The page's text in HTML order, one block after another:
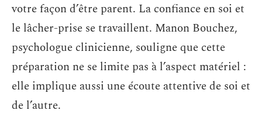
votre façon d’être parent. La confiance en soi et
le lâcher-prise se travaillent. Manon Bouchez,
psychologue clinicienne, souligne que cette
préparation ne se limite pas à l’aspect matériel :
elle implique aussi une écoute attentive de soi et
de l’autre.